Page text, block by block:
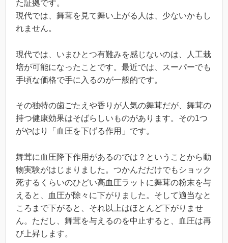
た証拠です。
現代では、舞茸を見て舞い上がる人は、少ないかもし
れません。
現代では、いまひとつ有難みを感じないのは、人工栽
培が可能になったことです。最近では、スーパーでも
手頃な価格で手に入るのが一般的です。
その独特の歯ごたえや香りが人気の舞茸だが、舞茸の
持つ健康効果はそばらしいものがあります。その1つ
がやはり「血圧を下げる作用」です。
舞茸に血圧降下作用があるのでは？ということから動
物実験がはじまりました。つかんだだけでもショック
死するくらいのひどい高血圧ラットに舞茸の粉末を与
えると、血圧が除々に下がりました。そして適当なと
ころまで下がると、それ以上はほとんど下がりませ
ん。ただし、舞茸を与えるのを中止すると、血圧は再
び上昇します。